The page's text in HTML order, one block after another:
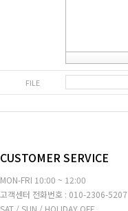
FILE
CUSTOMER SERVICE
MON-FRI 10:00 ~ 12:00
고객센터 전화번호 : 010-2306-5207
SAT / SUN / HOLIDAY OFF